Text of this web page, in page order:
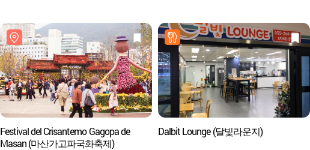
Festival del Crisantemo Gagopa de
Masan (마산가고파국화축제)
Dalbit Lounge (달빛라운지)